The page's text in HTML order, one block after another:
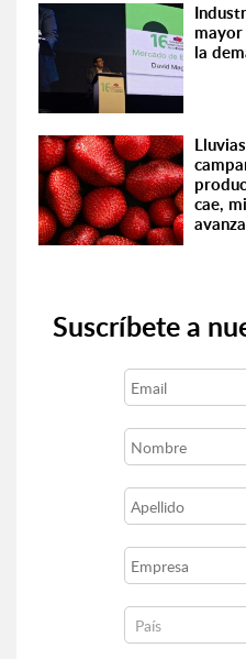
la
cae,
Suscríbete a